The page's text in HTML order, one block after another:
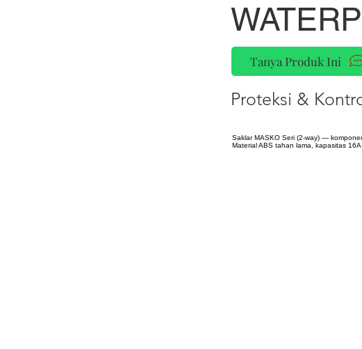
Tanya Produk Ini
Proteksi &
Saklar MASKO Seri (2-way) —
Material ABS tahan lama, kapasitas 16A